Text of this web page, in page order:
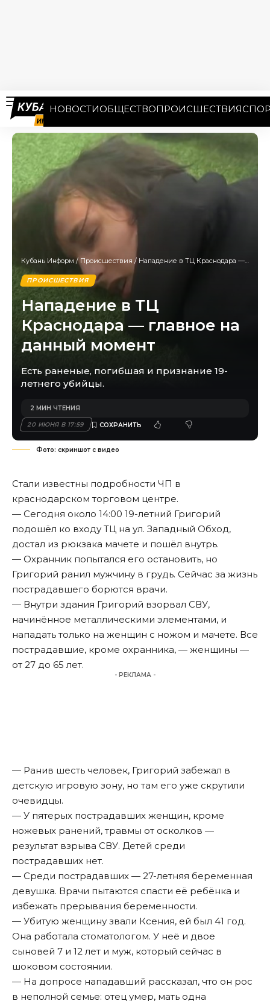
НОВОСТИОБЩЕСТВОПРОИСШЕСТВИЯ
Кубань Информ / Происшествия / Нападение в ТЦ Краснодара — главное на данный момент
ПРОИСШЕСТВИЯ
Нападение в ТЦ
Краснодара — главное на
данный момент
Есть раненые, погибшая и признание 19-
летнего убийцы.
20 ИЮНЯ В 17:59
2 МИН ЧТЕНИЯ
Фото: скриншот с видео
Стали известны подробности ЧП в
краснодарском торговом центре.
— Сегодня около 14:00 19-летний Григорий
подошёл ко входу ТЦ на ул. Западный Обход,
достал из рюкзака мачете и пошёл внутрь.
— Охранник попытался его остановить, но
Григорий ранил мужчину в грудь. Сейчас за жизнь
пострадавшего борются врачи.
— Внутри здания Григорий взорвал СВУ,
начинённое металлическими элементами, и
нападатьтолько на женщин с ножом и мачете. Все
пострадавшие, кроме охранника, — женщины —
от 27 до 65 лет.
- РЕКЛАМА -
— Ранив шесть человек, Григорий забежал в
детскую игровую зону, но там его уже скрутили
очевидцы.
— У пятерых пострадавших женщин, кроме
ножевых ранений, травмы от осколков —
результат взрыва СВУ. Детей среди
пострадавших нет.
— Среди пострадавших — 27-летняя беременная
девушка. Врачи пытаются спасти её ребёнка и
избежать прерывания беременности.
— Убитую женщину звали Ксения, ей был 41 год.
Она работала стоматологом. У неё и двое
сыновей 7 и 12 лет и муж, который сейчас в
шоковом состоянии.
— На допросе нападавший рассказал, что он рос
в неполной семье: отец умер, мать одна